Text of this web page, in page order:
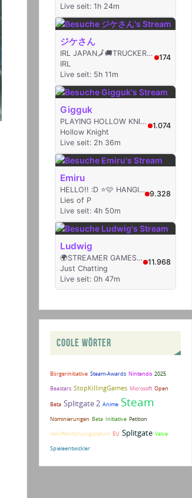
COOLE WÖRTER
Bürgerinitiative Steam-Awards Nintendo 2025
Beastars StopKillingGames Microsoft Open
Beta Splitgate 2 Anime Steam
Nominierungen Beta Initiative Petition
Veröffentlichungsdatum EU Splitgate Valve
Spieleentwickler